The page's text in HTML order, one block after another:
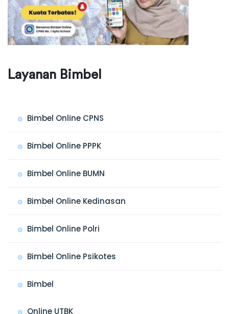
Layanan Bimbel
Bimbel Online CPNS
Bimbel Online PPPK
Bimbel Online BUMN
Bimbel Online Kedinasan
Bimbel Online Polri
Bimbel Online Psikotes
Bimbel
Online UTBK